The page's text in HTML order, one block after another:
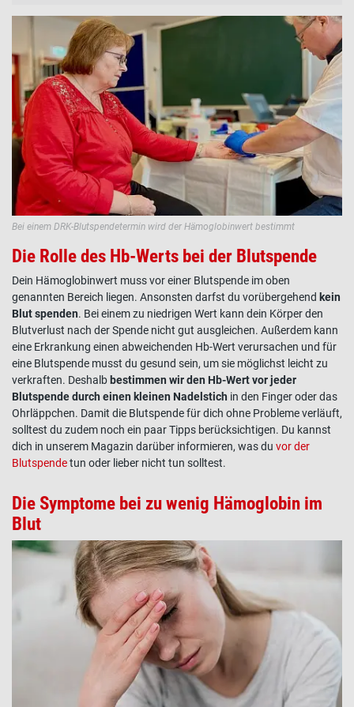
Bei einem DRK-Blutspendetermin wird der Hämoglobinwert bestimmt
Die Rolle des Hb-Werts bei der Blutspende
Dein Hämoglobinwert muss vor einer Blutspende im oben
genannten Bereich liegen. Ansonsten darfst du vorübergehend kein
Blut spenden. Bei einem zu niedrigen Wert kann dein Körperden
Blutverlust nach der Spende nicht gut ausgleichen. Außerdem kann
eine Erkrankung einen abweichenden Hb-Wert verursachen und für
eine Blutspende musst du gesund sein, um sie möglichst leicht zu
verkraften. Deshalb bestimmen wir den Hb-Wertvor jeder
Blutspendedurch einen kleinen Nadelstich in den Finger oder das
Ohrläppchen. Damit die Blutspendefür dich ohne Probleme verläuft,
solltest du zudem noch ein paar Tipps berücksichtigen. Du kannst
dich in unserem Magazin darüber informieren, was du vor der
Blutspendetun oder lieber nicht tun solltest.
Die Symptome bei zu wenig Hämoglobin im
Blut